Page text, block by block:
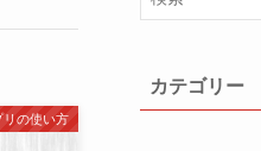
リの使い方
カテゴリー